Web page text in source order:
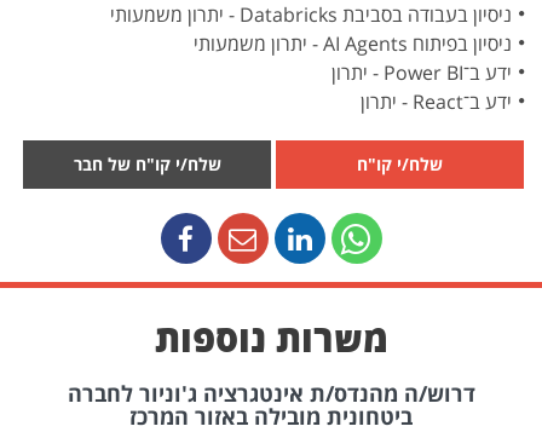
ניסיון בעבודה בסביבת Databricks - יתרון משמעותי
ניסיון בפיתוח AI Agents - יתרון משמעותי
ידע ב־Power BI - יתרון
ידע ב־React - יתרון
שלח/י קו"ח שלח/י קו"ח של חבר
משרות נוספות
דרוש/ה מהנדס/ת אינטגרציה ג'וניור לחברה
ביטחונית מובילה באזור המרכז